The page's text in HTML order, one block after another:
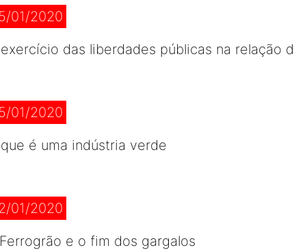
01/2020
das liberdades públicas na relação
01/2020
é uma indústria verde
01/2020
e o fim dos gargalos